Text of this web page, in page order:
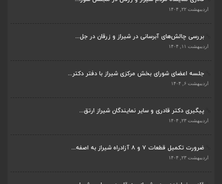
اردیبهشت ۲۲, ۱۴۰۴
بررسی چالش‌های آبرسانی در شیراز و زرقان در جل...
اردیبهشت ۱۱, ۱۴۰۴
جلسه اعضای شورای بخش مرکزی شیراز با دفتر دکتر...
اردیبهشت ۶, ۱۴۰۴
پیگیری دکتر قادری و سایر نمایندگان شیراز ارتق...
اردیبهشت ۲۳, ۱۴۰۴
ضرورت تکمیل قطعات ۷ و ۸ آزادراه شیراز به اصفه...
اردیبهشت ۲۳, ۱۴۰۴